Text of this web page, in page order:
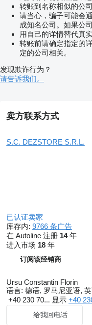
转账到名称相似的公
请当心，骗子可能会
成知名公司。如果公
用自己的详情替代真
转账前请确定指定的
定的公司相关。
发现欺诈行为？
请告诉我们。
卖方联系方式
S.C. DEZSTORE S.R.L.
已认证卖家
库存内: 9766 条广告
在 Autoline 注册 14年
进入市场 18 年
订阅该经销商
Ursu Constantin Florin
语言: 德语, 罗马尼亚语,
+40 230 70... 显示 +40
给我回电话